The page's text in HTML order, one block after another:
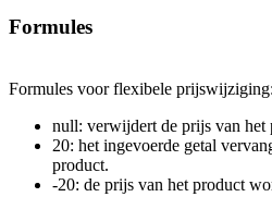
Formules
Formules voor flexibele prijswijziging:
null: verwijdert de prijs van het
20: het ingevoerde getal
product.
-20: de prijs van het product